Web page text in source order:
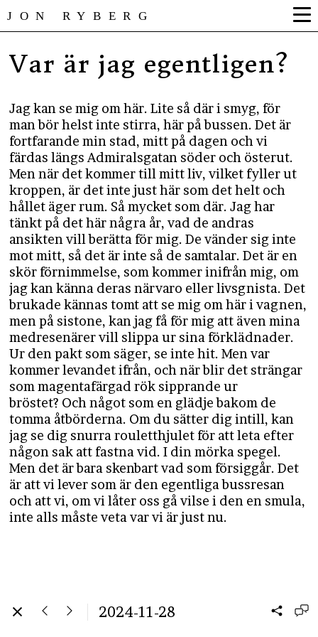
JON RYBERG
Var är jag egentligen?
Jag kan se mig om här. Lite så där i smyg, för
man bör helst inte stirra, här på bussen. Det är
fortfarande min stad, mitt på dagen och vi
färdas längs Admiralsgatan söder och österut.
Men när det kommer till mitt liv, vilket fyller ut
kroppen, är det inte just här som det helt och
hållet äger rum. Så mycket som där. Jag har
tänkt på det här några år, vad de andras
ansikten vill berätta för mig. De vänder sig inte
mot mitt, så det är inte så de samtalar. Det är en
skör förnimmelse, som kommer inifrån mig, om
jag kan känna deras närvaro eller livsgnista. Det
brukade kännas tomt att se mig om här i vagnen,
men på sistone, kan jag få för mig att även mina
medresenärer vill slippa ur sina förklädnader.
Ur den pakt som säger, se inte hit. Men var
kommer levandet ifrån, och när blir det strängar
som magentafärgad rök sipprande ur
bröstet? Och något som en glädje bakom de
tomma åtbörderna. Om du sätter dig intill, kan
jag se dig snurra rouletthjulet för att leta efter
någon sak att fastna vid. I din mörka spegel.
Men det är bara skenbart vad som försiggår. Det
är att vi lever som är den egentliga bussresan
och att vi, om vi låter oss gå vilse i den en smula,
inte alls måste veta var vi är just nu.
2024-11-28